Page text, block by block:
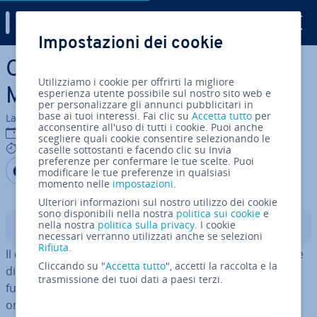
Vai al contenuto prin­ci­pa­le
Come estrarre la data in
MySQL con MySQL DATE
La redazione di IONOS
24 nov 2022
4 mins
Condividi via Facebook
Condividi via Twitter
Condividi via LinkedIN
Aggiungi come fonte
preferita su Google
Indice
Il comando MySQL DATE vi permette di estrarre il valore
di una data da un’in­di­ca­zio­ne temporale. Questa
funzione è par­ti­co­lar­men­te utile per elenchi con­te­nen­ti
ordini, chiamate o per altre ope­ra­zio­ni.
Impostazioni dei cookie
Utilizziamo i cookie per offrirti la migliore
esperienza utente possibile sul nostro sito web e
per personalizzare gli annunci pubblicitari in
base ai tuoi interessi. Fai clic suAccetta tutto per
acconsentire all'uso di tutti i cookie. Puoi anche
scegliere quali cookie consentire selezionando le
caselle sottostanti e facendo clic su Invia
preferenze per confermare le tue scelte. Puoi
modificare le tue preferenze in qualsiasi
momento nelle impostazioni.
Ulteriori informazioni sul nostro utilizzo dei cookie
sono disponibili nella nostra politica sui cookie e
nella nostra politica sulla privacy. I cookie
necessari verranno utilizzati anche se selezioni
Rifiuta.
Cliccando su "Accetta tutto", accetti la raccolta e la
trasmissione dei tuoi dati a paesi terzi.